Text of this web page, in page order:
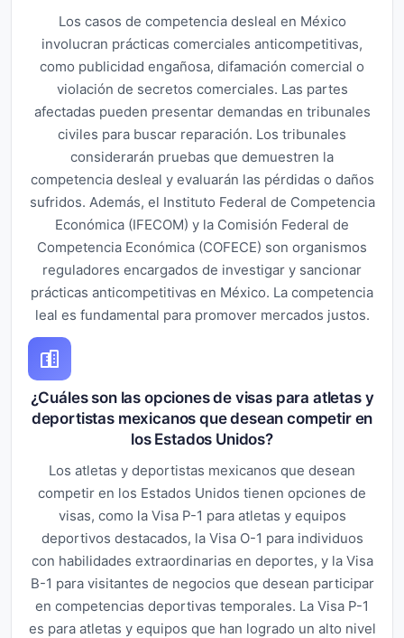
Los casos de competencia desleal en México
involucran prácticas comerciales anticompetitivas,
como publicidad engañosa, difamación comercial o
violación de secretos comerciales. Las partes
afectadas pueden presentar demandas en tribunales
civiles para buscar reparación. Los tribunales
considerarán pruebas que demuestren la
competencia desleal y evaluarán las pérdidas o daños
sufridos. Además, el Instituto Federal de Competencia
Económica (IFECOM) y la Comisión Federal de
Competencia Económica (COFECE) son organismos
reguladores encargados de investigar y sancionar
prácticas anticompetitivas en México. La competencia
leal es fundamental para promover mercados justos.
¿Cuáles son las opciones de visas para atletas y
deportistas mexicanos que desean competir en
los Estados Unidos?
Los atletas y deportistas mexicanos que desean
competir en los Estados Unidos tienen opciones de
visas, como la Visa P-1 para atletas y equipos
deportivos destacados, la Visa O-1 para individuos
con habilidades extraordinarias en deportes, y la Visa
B-1 para visitantes de negocios que desean participar
en competencias deportivas temporales. La Visa P-1
es para atletas y equipos que han logrado un alto nivel